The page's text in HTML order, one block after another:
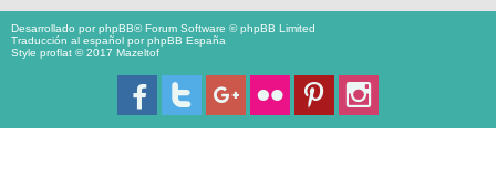
Desarrollado porphpBB® Forum Software © phpBB Limited
Traducción al español porphpBB España
Style proflat © 2017 Mazeltof